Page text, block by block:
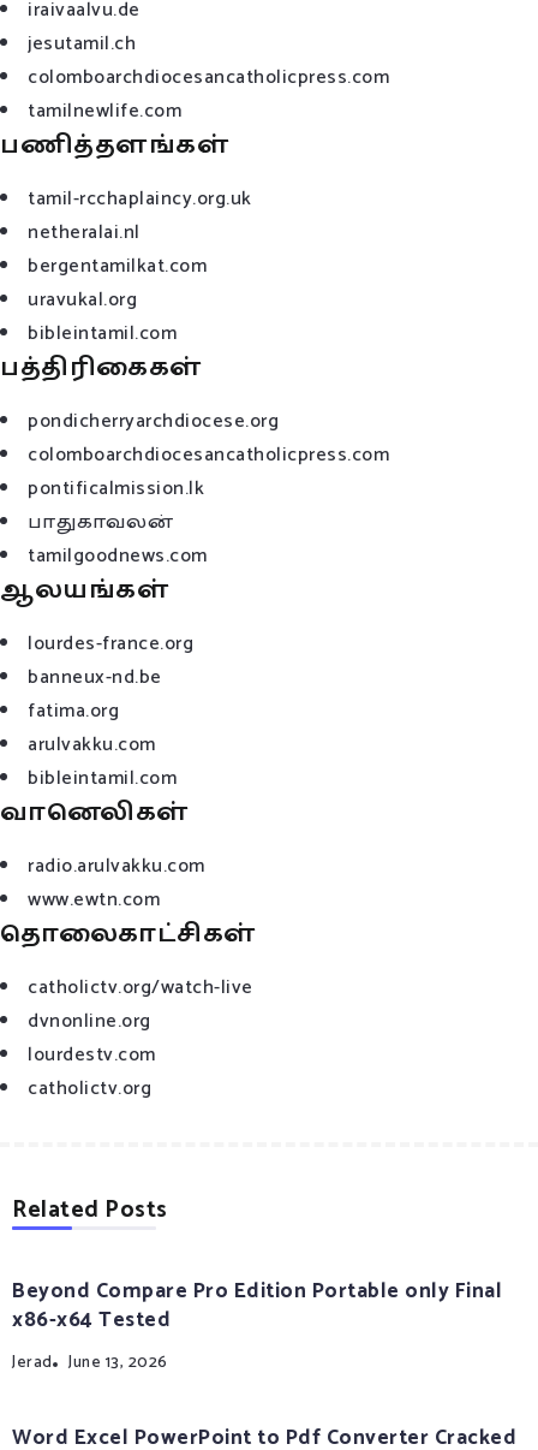
iraivaalvu.de
jesutamil.ch
colomboarchdiocesancatholicpress.com
tamilnewlife.com
பணித்தளங்கள்
tamil-rcchaplaincy.org.uk
netheralai.nl
bergentamilkat.com
uravukal.org
bibleintamil.com
பத்திரிகைகள்
pondicherryarchdiocese.org
colomboarchdiocesancatholicpress.com
pontificalmission.lk
பாதுகாவலன்
tamilgoodnews.com
ஆலயங்கள்
lourdes-france.org
banneux-nd.be
fatima.org
arulvakku.com
bibleintamil.com
வானெலிகள்
radio.arulvakku.com
www.ewtn.com
தொலைகாட்சிகள்
catholictv.org/watch-live
dvnonline.org
lourdestv.com
catholictv.org
Related Posts
Beyond Compare Pro Edition Portable only Final
x86-x64 Tested
Jerad June 13, 2026
Word Excel PowerPoint to Pdf Converter Cracked